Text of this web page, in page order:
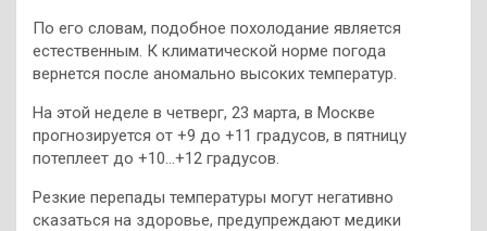
По его словам, подобное похолодание является
естественным. К климатической норме погода
вернется после аномально высоких температур.
На этой неделе в четверг, 23 марта, в Москве
прогнозируется от +9 до +11 градусов, в пятницу
потеплеет до +10…+12 градусов.
Резкие перепады температуры могут негативно
сказаться на здоровье, предупреждают медики